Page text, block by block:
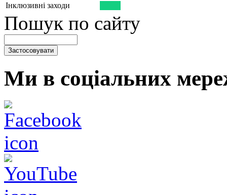
Інклюзивні заходи
Пошук по сайту
Ми в соціальних